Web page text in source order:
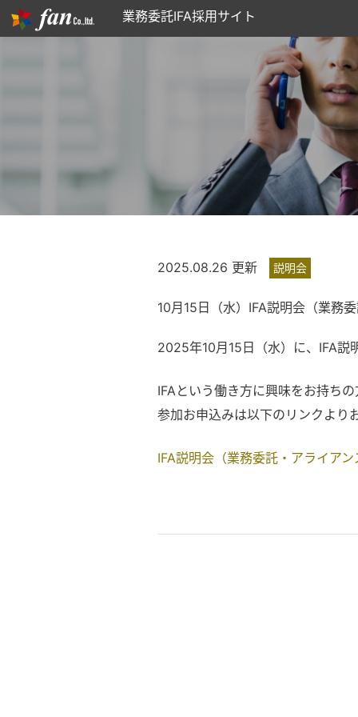
業務委託IFA採用サイト
2025.08.26 更新 説明会
10月15日（水）IFA説明会（業務
2025年10月15日（水）に、IFA説
IFAという働き方に興味をお持ち
参加お申込みは以下のリンクより
IFA説明会（業務委託・アライア